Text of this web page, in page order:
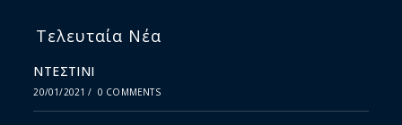
Τελευταία Νέα
ΝΤΕΣΤΙΝΙ
20/01/2021 / 0 COMMENTS